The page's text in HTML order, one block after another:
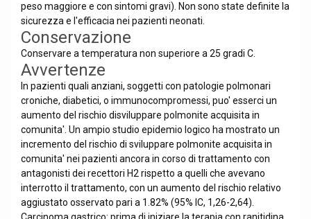
peso maggiore e con sintomi gravi). Non sono state definite la
sicurezza e l'efficacia nei pazienti neonati.
Conservazione
Conservare a temperatura non superiore a 25 gradi C.
Avvertenze
In pazienti quali anziani, soggetti con patologie polmonari
croniche, diabetici, o immunocompromessi, puo' esserci un
aumento del rischio disviluppare polmonite acquisita in
comunita'. Un ampio studio epidemio logico ha mostrato un
incremento del rischio di sviluppare polmonite acquisita in
comunita' nei pazienti ancora in corso di trattamento con
antagonisti dei recettori H2 rispetto a quelli che avevano
interrotto il trattamento, con un aumento del rischio relativo
aggiustato osservato pari a 1.82% (95% IC, 1,26-2,64).